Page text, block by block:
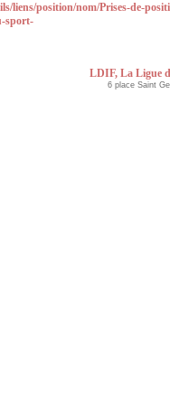
liens/position/nom/Prises-de-
sport-
LDIF, La Ligue
6 place Saint